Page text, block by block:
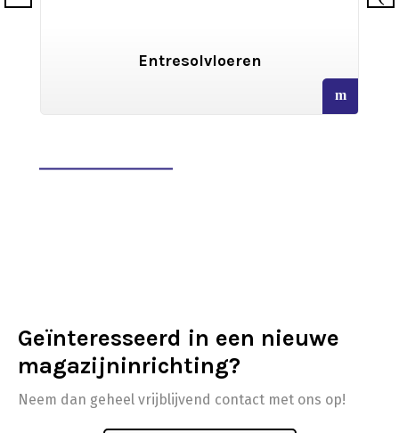
Archiefstellingen
Geïnteresseerd in een nieuwe
magazijninrichting?
Neem dan geheel vrijblijvend contact met ons op!